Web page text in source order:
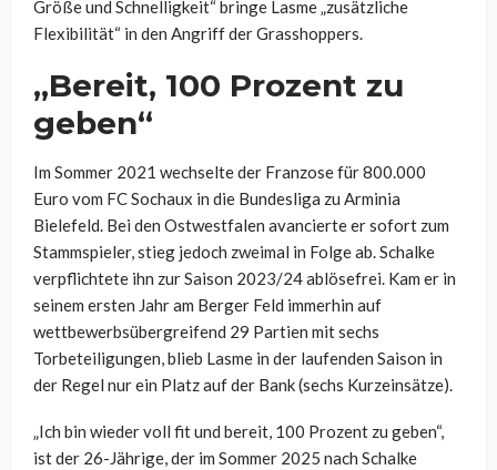
Größe und Schnelligkeit“ bringe Lasme „zusätzliche
Flexibilität“ in den Angriff der Grasshoppers.
„Bereit, 100 Prozent zu
geben“
Im Sommer 2021 wechselte der Franzose für 800.000
Euro vom FC Sochaux in die Bundesliga zu Arminia
Bielefeld. Bei den Ostwestfalen avancierte er sofort zum
Stammspieler, stieg jedoch zweimal in Folge ab. Schalke
verpflichtete ihn zur Saison 2023/24 ablösefrei. Kam er in
seinem ersten Jahr am Berger Feld immerhin auf
wettbewerbsübergreifend 29 Partien mit sechs
Torbeteiligungen, blieb Lasme in der laufenden Saison in
der Regel nur ein Platz auf der Bank (sechs Kurzeinsätze).
„Ich bin wieder voll fit und bereit, 100 Prozent zu geben“,
ist der 26-Jährige, der im Sommer 2025 nach Schalke